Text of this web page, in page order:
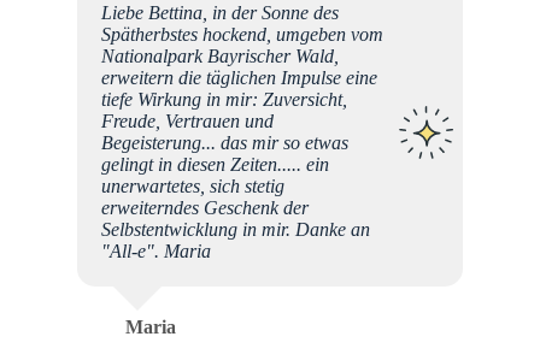
Liebe Bettina, in der Sonne des
Spätherbstes hockend, umgeben vom
Nationalpark Bayrischer Wald,
erweitern die täglichen Impulse eine
tiefe Wirkung in mir: Zuversicht,
Freude, Vertrauen und
Begeisterung... das mir so etwas
gelingt in diesen Zeiten..... ein
unerwartetes, sich stetig
erweiterndes Geschenk der
Selbstentwicklung in mir. Danke an
"All-e". Maria
Maria